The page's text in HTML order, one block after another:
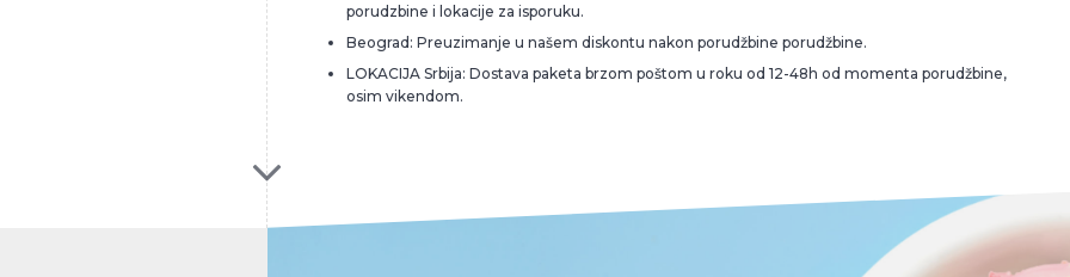
porudzbine i lokacije za isporuku.
Beograd: Preuzimanje u našem diskontu nakon porudžbine porudžbine.
LOKACIJA Srbija: Dostava paketa brzom poštom u roku od 12-48h od momenta porudžbine,
osim vikendom.